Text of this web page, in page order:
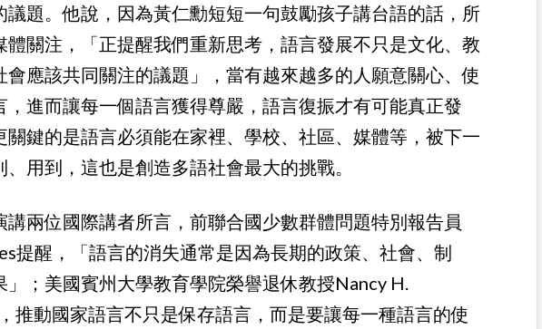
議題。他說，因為黃仁勳短短一句鼓勵孩子講台語的話，所
體關注，「正提醒我們重新思考，語言發展不只是文化、教
會應該共同關注的議題」，當有越來越多的人願意關心、使
，進而讓每一個語言獲得尊嚴，語言復振才有可能真正發
關鍵的是語言必須能在家裡、學校、社區、媒體等，被下一
用到，這也是創造多語社會最大的挑戰。
兩位國際講者所言，前聯合國少數群體問題特別報告員
提醒，「語言的消失通常是因為長期的政策、社會、制
」；美國賓州大學教育學院榮譽退休教授Nancy H.
推動國家語言不只是保存語言，而是要讓每一種語言的使